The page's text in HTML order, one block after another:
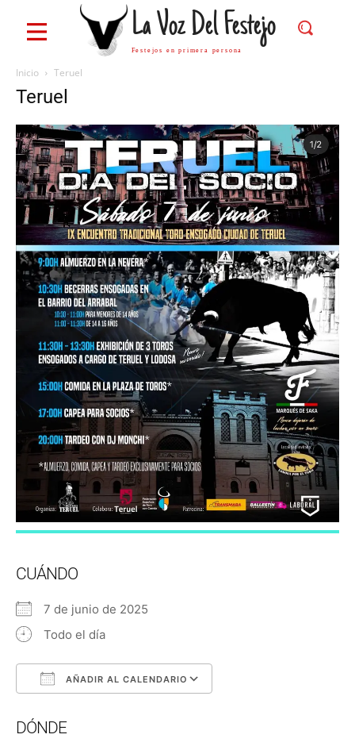
La Voz Del Festejo
Festejos en primera persona
Inicio Teruel
Teruel
CUÁNDO
7 de junio de 2025
Todo el día
AÑADIR AL CALENDARIO
DÓNDE